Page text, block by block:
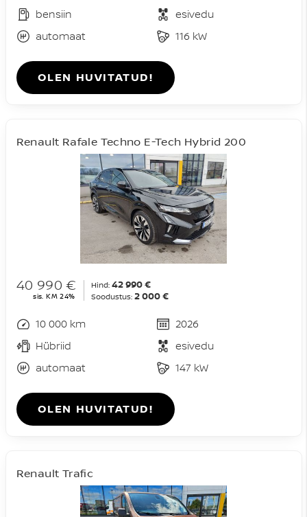
bensiin
esivedu
automaat
116 kW
OLEN HUVITATUD!
Renault Rafale Techno E-Tech Hybrid 200
40 990 €
sis. KM 24%
Hind: 42 990 €
Soodustus: 2 000 €
10 000 km
2026
Hübriid
esivedu
automaat
147 kW
OLEN HUVITATUD!
Renault Trafic